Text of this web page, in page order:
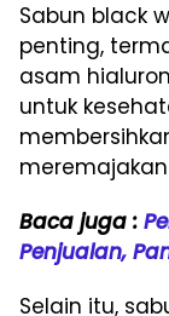
Sabun black
penting,
asam
untuk
Baca juga :
Penjualan,
Selain itu,